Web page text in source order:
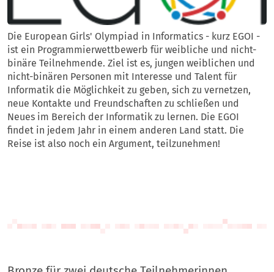
Die European Girls' Olympiad in Informatics - kurz EGOI -
ist ein Programmierwettbewerb für weibliche und nicht-
binäre Teilnehmende. Ziel ist es, jungen weiblichen und
nicht-binären Personen mit Interesse und Talent für
Informatik die Möglichkeit zu geben, sich zu vernetzen,
neue Kontakte und Freundschaften zu schließen und
Neues im Bereich der Informatik zu lernen. Die EGOI
findet in jedem Jahr in einem anderen Land statt. Die
Reise ist also noch ein Argument, teilzunehmen!